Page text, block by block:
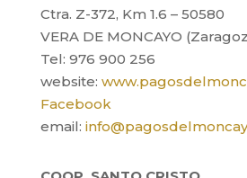
Ctra. Z-372, Km 1.6 – 50580
VERA DE MONCAYO
Tel: 976 900 256
website:
Facebook
email: